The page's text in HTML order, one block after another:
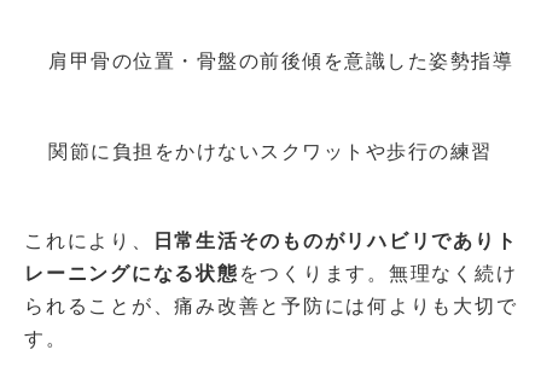
肩甲骨の位置・骨盤の前後傾を意識した姿勢指導
関節に負担をかけないスクワットや歩行の練習
これにより、
日常生活そのものがリハビリでありト
レーニングになる状態 をつくります。無理なく続け
られることが、痛み改善と予防には何よりも大切で
す。